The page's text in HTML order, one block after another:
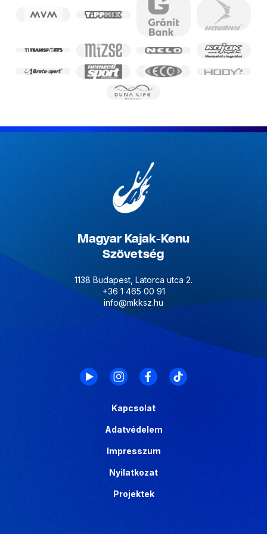
Magyar Kajak-Kenu
Szövetség
1138 Budapest, Latorca utca 2.
+36 1 465 00 91
info@mkksz.hu
Kapcsolat
Adatvédelem
Impresszum
Nyilatkozat
Projektek